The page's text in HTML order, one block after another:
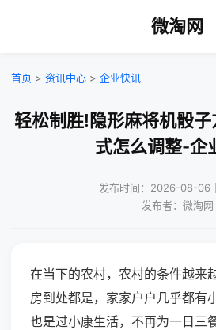
微淘网
首页 > 资讯中心 > 企业快讯
轻松制胜!隐形麻将机骰
式怎么调整-企
发布时间：2026-08-06
发布者：微淘网
在当下的农村，农村的条件越来
房到处都是，家家户户几乎都有
也是过小康生活，不再为一日三